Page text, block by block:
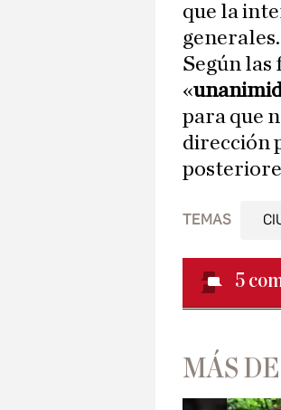
que la
generales.
Según las
«
para que
dirección
TEMAS
5
MÁS